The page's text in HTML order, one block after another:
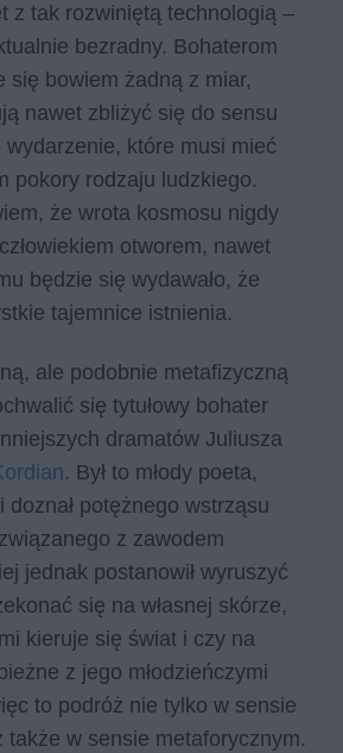
z tak rozwiniętą technologią –
bezradny. Bohaterom
się bowiem żadną z miar,
nawet zbliżyć się do sensu
które musi mieć
pokory rodzaju ludzkiego.
że wrota kosmosu nigdy
otworem, nawet
będzie się wydawało, że
tajemnice istnienia.
ale podobnie metafizyczną
się tytułowy bohater
dramatów Juliusza
. Był to młody poeta,
doznał potężnego wstrząsu
z zawodem
jednak postanowił wyruszyć
się na własnej skórze,
kieruje się świat i czy na
z jego młodzieńczymi
to podróż nie tylko w sensie
także w sensie metaforycznym.